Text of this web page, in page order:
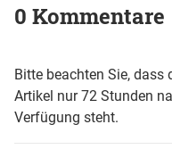
0 Kommentare
Bitte beachten Sie,
Artikel nur 72 Stunden
Verfügung steht.